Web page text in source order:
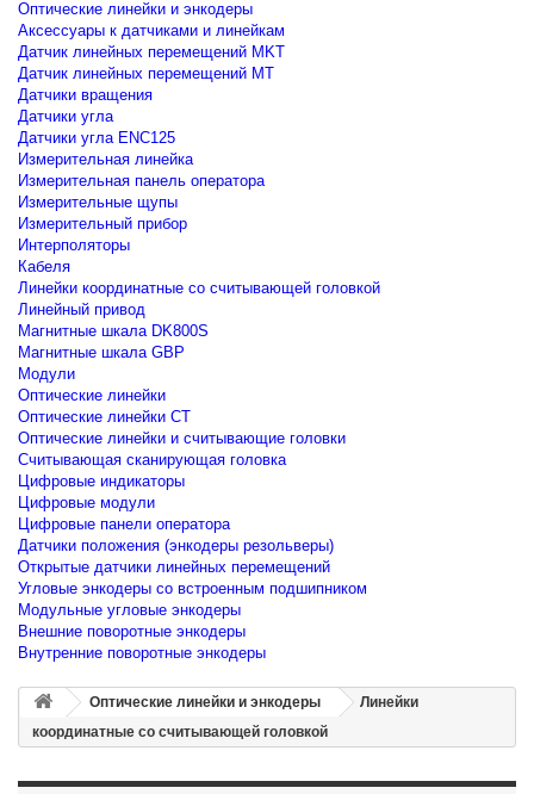
Оптические линейки и энкодеры
Аксессуары к датчиками и линейкам
Датчик линейных перемещений MKT
Датчик линейных перемещений MT
Датчики вращения
Датчики угла
Датчики угла ENC125
Измерительная линейка
Измерительная панель оператора
Измерительные щупы
Измерительный прибор
Интерполяторы
Кабеля
Линейки координатные со считывающей головкой
Линейный привод
Магнитные шкала DK800S
Магнитные шкала GBP
Модули
Оптические линейки
Оптические линейки CT
Оптические линейки и считывающие головки
Считывающая сканирующая головка
Цифровые индикаторы
Цифровые модули
Цифровые панели оператора
Датчики положения (энкодеры резольверы)
Открытые датчики линейных перемещений
Угловые энкодеры со встроенным подшипником
Модульные угловые энкодеры
Внешние поворотные энкодеры
Внутренние поворотные энкодеры
Оптические линейки и энкодеры
Линейки
координатные со считывающей головкой